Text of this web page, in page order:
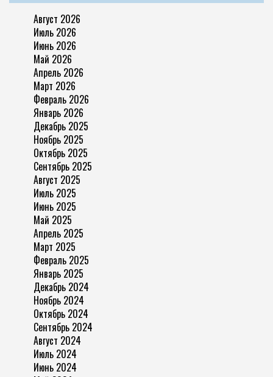
Август 2026
Июль 2026
Июнь 2026
Май 2026
Апрель 2026
Март 2026
Февраль 2026
Январь 2026
Декабрь 2025
Ноябрь 2025
Октябрь 2025
Сентябрь 2025
Август 2025
Июль 2025
Июнь 2025
Май 2025
Апрель 2025
Март 2025
Февраль 2025
Январь 2025
Декабрь 2024
Ноябрь 2024
Октябрь 2024
Сентябрь 2024
Август 2024
Июль 2024
Июнь 2024